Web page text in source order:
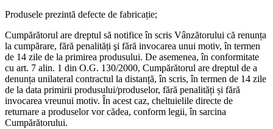
Produsele prezintă defecte de fabricație;
Cumpărătorul are dreptul să notifice în scris Vânzătorului că renunța
la cumpărare, fără penalități şi fără invocarea unui motiv, în termen
de 14 zile de la primirea produsului. De asemenea, în conformitate
cu art. 7 alin. 1 din O.G. 130/2000, Cumpărătorul are dreptul de a
denunța unilateral contractul la distanță, în scris, în termen de 14 zile
de la data primirii produsului/produselor, fără penalități și fără
invocarea vreunui motiv. În acest caz, cheltuielile directe de
returnare a produselor vor cădea, conform legii, în sarcina
Cumpărătorului.